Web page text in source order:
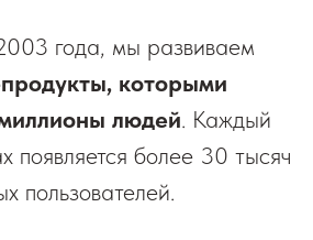
года, мы развиваем
которыми
людей. Каждый
появляется более 30 тысяч
пользователей.